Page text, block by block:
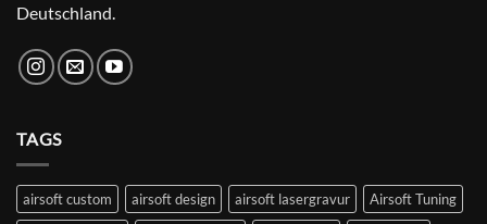
Deutschland.
TAGS
airsoft custom airsoft design airsoft lasergravur
Airsoft Tuning